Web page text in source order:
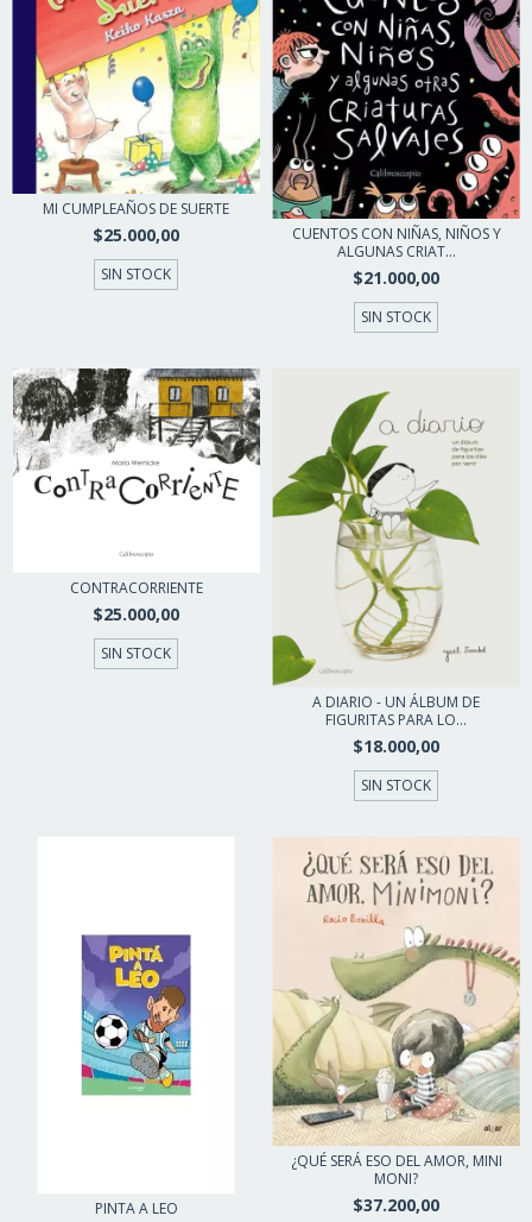
MI CUMPLEAÑOS DE SUERTE
$25.000,00
SIN STOCK
CUENTOS CON NIÑAS, NIÑOS Y
ALGUNAS CRIAT...
$21.000,00
SIN STOCK
CONTRACORRIENTE
$25.000,00
SIN STOCK
A DIARIO - UN ÁLBUM DE
FIGURITAS PARA LO...
$18.000,00
SIN STOCK
PINTA A LEO
¿QUÉ SERÁ ESO DEL AMOR, MINI
MONI?
$37.200,00